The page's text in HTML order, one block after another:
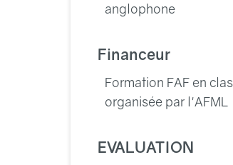
anglophone
Financeur
Formation FAF en
organisée par l'AFML
EVALUATION